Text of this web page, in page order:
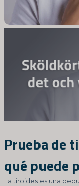
Prueba de
qué puede
La tiroides es una